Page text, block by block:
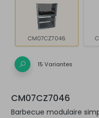
CM07CZ7046
15 Variantes
CM07CZ7046
Barbecue modulaire